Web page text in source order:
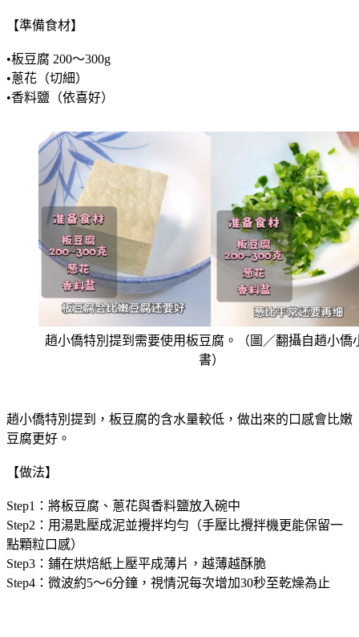
•蔥花（切細）
•香料鹽（依喜好）
趙小僑特別提到需要使用板豆腐。（圖／翻攝自趙小僑
書）
豆腐更好。
Step2：用湯匙壓成泥並攪拌均勻（手壓比攪拌機更能保留一
點顆粒口感）
Step3：鋪在烘焙紙上壓平成薄片，越薄越酥脆
Step4：微波約5～6分鐘，視情況每次增加30秒至乾燥為止